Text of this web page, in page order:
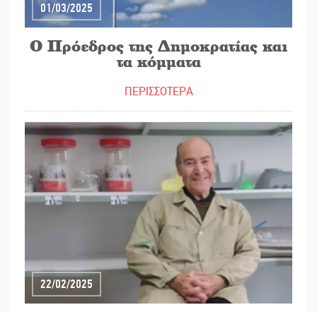
01/03/2025
Ο Πρόεδρος της Δημοκρατίας και
τα κόμματα
ΠΕΡΙΣΣΟΤΕΡΑ
22/02/2025